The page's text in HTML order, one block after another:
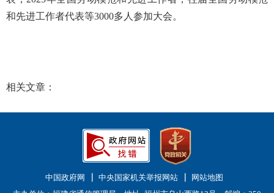
和先进工作者代表等3000多人参加大会。
相关文章：
中国政府网 中央国家机关举报网站
网站地图